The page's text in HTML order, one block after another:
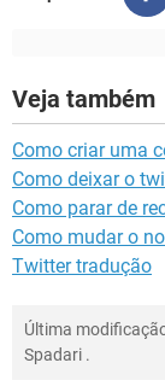
Veja também
Como criar uma
Como deixar o
Como parar de
Como mudar o
Twitter tradução
Última
Spadari .